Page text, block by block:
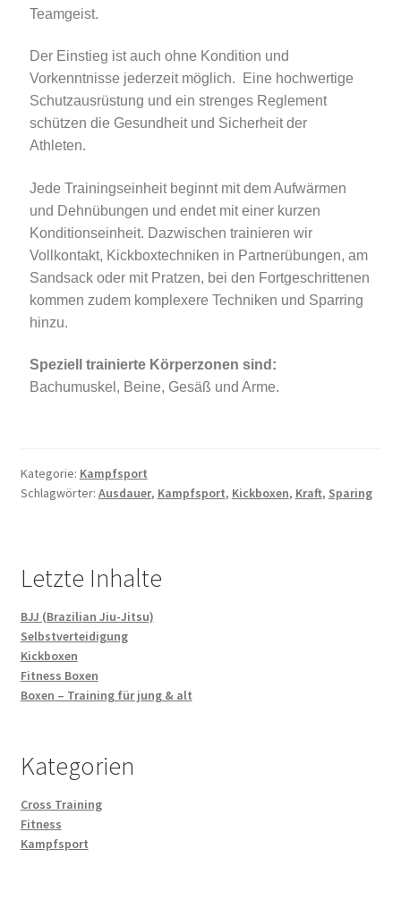
Teamgeist.
Der Einstieg ist auch ohne Kondition und
Vorkenntnisse jederzeit möglich. Eine hochwertige
Schutzausrüstung und ein strenges Reglement
schützen die Gesundheit und Sicherheit der
Athleten.
Jede Trainingseinheit beginnt mit dem Aufwärmen
und Dehnübungen und endet mit einer kurzen
Konditionseinheit. Dazwischen trainieren wir
Vollkontakt, Kickboxtechniken in Partnerübungen, am
Sandsack oder mit Pratzen, bei den Fortgeschrittenen
kommen zudem komplexere Techniken und Sparring
hinzu.
Speziell trainierte Körperzonen sind:
Bachumuskel, Beine, Gesäß und Arme.
Kategorie: Kampfsport
Schlagwörter: Ausdauer, Kampfsport, Kickboxen, Kraft, Sparing
Letzte Inhalte
BJJ (Brazilian Jiu-Jitsu)
Selbstverteidigung
Kickboxen
Fitness Boxen
Boxen – Training für jung & alt
Kategorien
Cross Training
Fitness
Kampfsport